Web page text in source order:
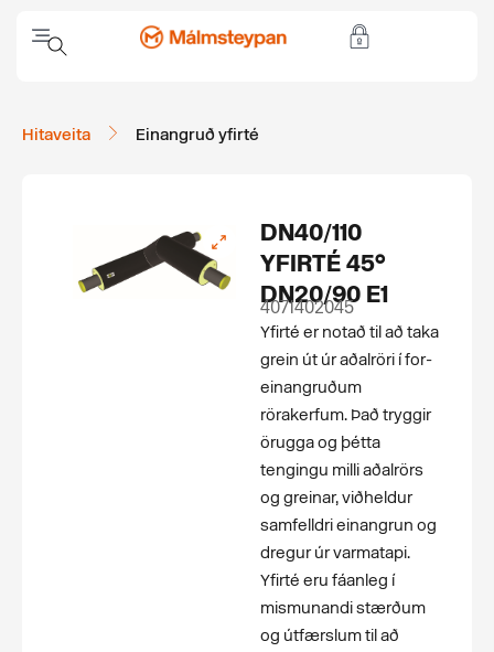
Hitaveita Einangruð yfirté
DN40/110
YFIRTÉ 45°
DN20/90 E1
4071402045
Yfirté er notað til að taka
grein út úr aðalröri í for­
einangruðum
rörakerfum. Það tryggir
örugga og þétta
tengingu milli aðalrörs
og greinar, viðheldur
samfelldri einangrun og
dregur úr varmatapi.
Yfirté eru fáanleg í
mismunandi stærðum
og útfærslum til að